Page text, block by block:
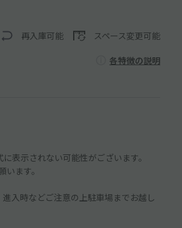
再入庫可能 スペース変更可能
各特徴の説明
表示されない可能性がございます。
ます。
入時などご注意の上駐車場までお越し